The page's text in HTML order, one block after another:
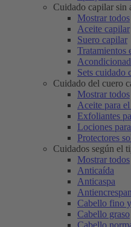
Cuidado capilar sin
Mostrar todos
Aceite capilar
Suero capilar
Tratamientos
Sets cuidado
Cuidado del cuero
Mostrar todos
Aceite para
Exfoliantes
Lociones
Protectores
Cuidados según el
Mostrar todos
Anticaída
Anticaspa
Cabello fino
Cabello graso
Cabello